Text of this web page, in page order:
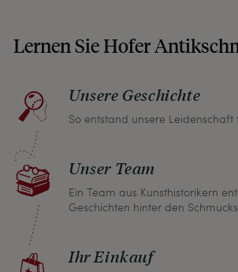
Lernen Sie Hofer
Unsere Geschichte
So entstand unsere
Unser Team
Ein Team aus Kunsthistorikern
Geschichten hinter den
Ihr Einkauf